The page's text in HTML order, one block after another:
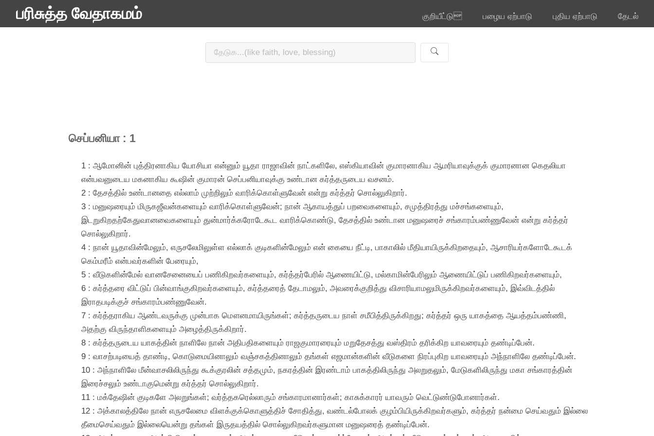
பரிசுத்த வேதாகமம் குறியீட்டு பழைய ஏற்பாடு புதிய ஏற்பாடு தேடல்
செப்பனியா : 1
1 : ஆமோனின் புத்திரனாகிய யோசியா என்னும் யூதா ராஜாவின் நாட்களிலே, எஸ்கியாவின் குமாரனாகிய ஆமரியாவுக்குக் குமாரனான கெதலியா
என்பவனுடைய மகனாகிய கூஷின் குமாரன் செப்பனியாவுக்கு உண்டான கர்த்தருடைய வசனம்.
2 : தேசத்தில் உண்டானதை எல்லாம் முற்றிலும் வாரிக்கொள்ளுவேன் என்று கர்த்தர் சொல்லுகிறார்.
3 : மனுஷரையும் மிருகஜீவன்களையும் வாரிக்கொள்ளுவேன்; நான் ஆகாயத்துப் பறவைகளையும், சமுத்திரத்து மச்சங்களையும்,
இடறுகிறதற்கேதுவானவைகளையும் துன்மார்க்கரோடேகூட வாரிக்கொண்டு, தேசத்தில் உண்டான மனுஷரைச் சங்காரம்பண்ணுவேன் என்று கர்த்தர்
சொல்லுகிறார்.
4 : நான் யூதாவின்மேலும், எருசலேமிலுள்ள எல்லாக் குடிகளின்மேலும் என் கையை நீட்டி, பாகாலில் மீதியாயிருக்கிறதையும், ஆசாரியர்களோடேகூடக்
கெம்மரீம் என்பவர்களின் பேரையும்,
5 : வீடுகளின்மேல் வானசேனையைப் பணிகிறவர்களையும், கர்த்தர்பேரில் ஆணையிட்டு, மல்காமின்பேரிலும் ஆணையிட்டுப் பணிகிறவர்களையும்,
6 : கர்த்தரை விட்டுப் பின்வாங்குகிறவர்களையும், கர்த்தரைத் தேடாமலும், அவரைக்குறித்து விசாரியாமலுமிருக்கிறவர்களையும், இவ்விடத்தில்
இராதபடிக்குச் சங்காரம்பண்ணுவேன்.
7 : கர்த்தராகிய ஆண்டவருக்கு முன்பாக மௌனமாயிருங்கள்; கர்த்தருடைய நாள் சமீபித்திருக்கிறது; கர்த்தர் ஒரு யாகத்தை ஆயத்தம்பண்ணி,
அதற்கு விருந்தாளிகளையும் அழைத்திருக்கிறார்.
8 : கர்த்தருடைய யாகத்தின் நாளிலே நான் அதிபதிகளையும் ராஜகுமாரரையும் மறுதேசத்து வஸ்திரம் தரிக்கிற யாவரையும் தண்டிப்பேன்.
9 : வாசற்படியைத் தாண்டி, கொடுமையினாலும் வஞ்சகத்தினாலும் தங்கள் எஜமான்களின் வீடுகளை நிரப்புகிற யாவரையும் அந்நாளிலே தண்டிப்பேன்.
10 : அந்நாளிலே மீன்வாசலிலிருந்து கூக்குரலின் சத்தமும், நகரத்தின் இரண்டாம் பாகத்திலிருந்து அலறுதலும், மேடுகளிலிருந்து மகா சங்காரத்தின்
இரைச்சலும் உண்டாகுமென்று கர்த்தர் சொல்லுகிறார்.
11 : மக்தேஷின் குடிகளே அலறுங்கள்; வர்த்தகரெல்லாரும் சங்காரமானார்கள்; காசுக்காரர் யாவரும் வெட்டுண்டுபோனார்கள்.
12 : அக்காலத்திலே நான் எருசலேமை விளக்குக்கொளுத்திச் சோதித்து, வண்டல்போலக் குழம்பியிருக்கிறவர்களும், கர்த்தர் நன்மை செய்வதும் இல்லை
தீமைசெய்வதும் இல்லையென்று தங்கள் இருதயத்தில் சொல்லுகிறவர்களுமான மனுஷரைத் தண்டிப்பேன்.